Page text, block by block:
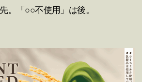
。「○○不使用」は後。